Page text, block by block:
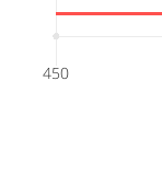
450